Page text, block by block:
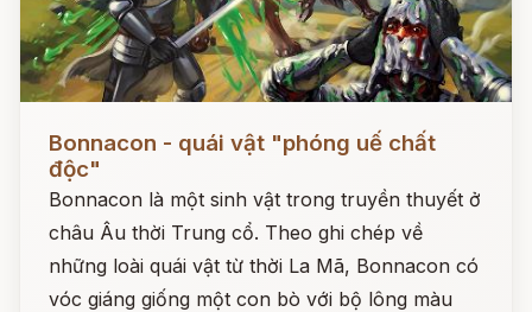
Bonnacon - quái vật "phóng uế chất
độc"
Bonnacon là một sinh vật trong truyền thuyết ở
châu Âu thời Trung cổ. Theo ghi chép về
những loài quái vật từ thời La Mã, Bonnacon có
vóc giáng giống một con bò với bộ lông màu